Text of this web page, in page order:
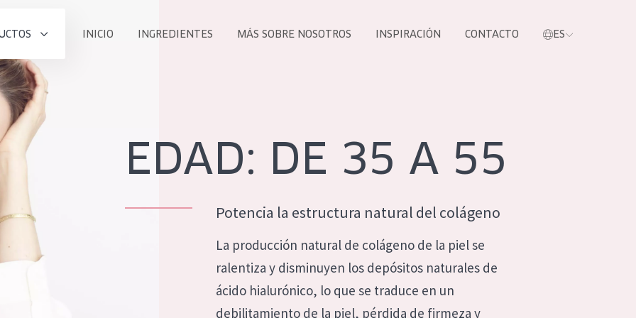
TODOS NUESTROS
PRODUCTOS
INICIO INGREDIENTES MÁS SOBRE NOSOTROS INSPIRACIÓN CONTACTO ES
EDAD: DE 35 A 55
Potencia la estructura natural del colágeno
La producción natural de colágeno de la piel se
ralentiza y disminuyen los depósitos naturales de
ácido hialurónico, lo que se traduce en un
debilitamiento de la piel, pérdida de firmeza y